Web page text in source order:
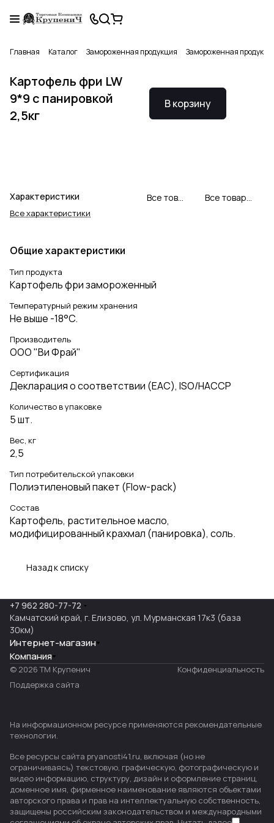
Главная Каталог Замороженная продукция Замороженная
Картофель фри LW
9*9 с панировкой
2,5кг
Характеристики
Все характеристики
В корзину
Все товары We Fry Все товары категории
Общие характеристики
Тип продукта
Картофель фри замороженный
Температурный режим хранения
Не выше -18°C.
Производитель
ООО "Ви Фрай"
Сертификация
Декларация о соответствии (EAC), ISO/HACCP
Количество в упаковке
5 шт.
Вес, кг
2,5
Тип потребительской упаковки
Полиэтиленовый пакет (Flow-pack)
Состав
Картофель, растительное масло,
модифицированный крахмал (панировка), соль.
Назад к списку
+7 962 280-77-72
Камчатский край, г. Елизово, ул. Мурманская 17к3 (база
30км)
Интернет-магазин
Компания
© 2026 ТМ Крупенич
Конфиденциальность
Поддержка сайта
На информационном ресурсе применяются рекомендательные
технологии.
Все ресурсы сайта pryanosti41.ru, включая (но не
ограничиваясь) текстовую, графическую, фотографическую и
видео информацию, структуру, дизайн и оформление страниц,
доменное имя, фирменное наименование являются объектами
авторского права и прав на интеллектуальную собственность,
защищены российским законодательством и международными